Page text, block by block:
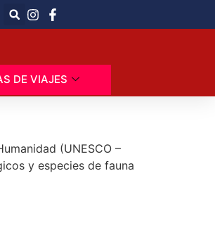
DE VIAJES
(UNESCO –
y especies de fauna